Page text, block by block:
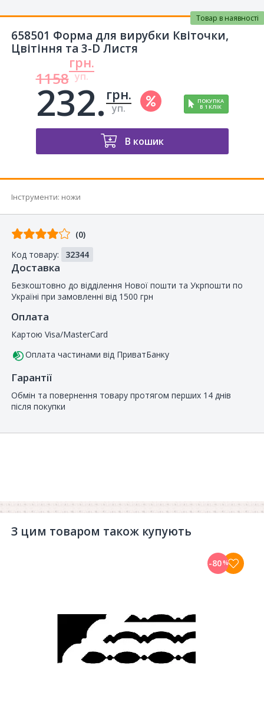
658501 Форма для вирубки Квіточки,
Цвітіння та 3-D Листя
Товар в наявності
1158
грн.
уп.
232. грн.
уп.
ПОКУПКА
В 1 КЛІК
В кошик
Інструменти: ножи
Відгуків
покупців
(0)
Код товару:
32344
Доставка
Безкоштовно до відділення Нової пошти та Укрпошти по
Україні при замовленні від 1500 грн
Оплата
Картою Visa/MasterCard
Оплата частинами від ПриватБанку
Гарантії
Обмін та повернення товару протягом перших 14 днів
після покупки
З цим товаром також купують
-80%